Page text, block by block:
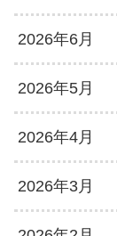
2026年6月
2026年5月
2026年4月
2026年3月